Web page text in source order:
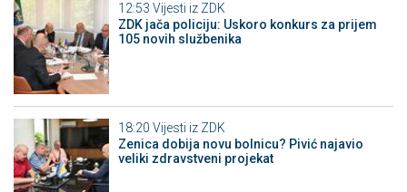
12:53 Vijesti iz ZDK
ZDK jača policiju: Uskoro konkurs za prijem
105 novih službenika
18:20 Vijesti iz ZDK
Zenica dobija novu bolnicu? Pivić najavio
veliki zdravstveni projekat